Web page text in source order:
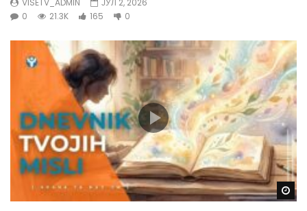
VISETV_ADMIN
ЈУЛ 2, 2026
0
21.3K 165 0